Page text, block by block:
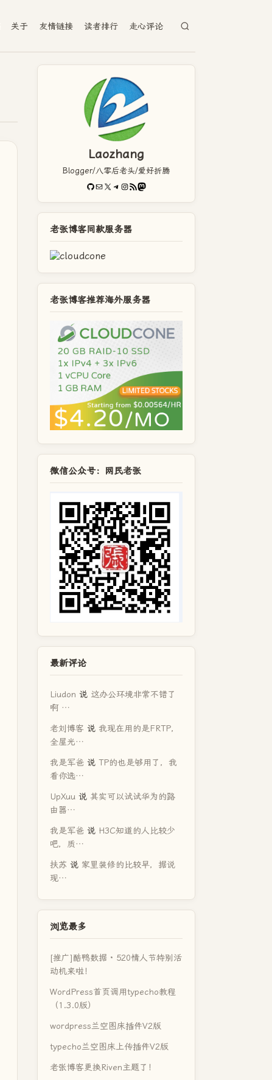
关于 友情链接 读者排行 走心评论
Laozhang
Blogger/八零后老头/爱好折腾
GitHub
电子邮件X Telegram
Instagram
RSS FeedMastodon
老张博客同款服务器
老张博客推荐海外服务器
微信公众号：网民老张
最新评论
Liudon 说 这办公环境非常不错了
啊 …
老刘博客 说 我现在用的是FRTP，
全屋光…
我是军爸 说 TP的也是够用了，我
看你选…
UpXuu 说 其实可以试试华为的路
由器…
我是军爸 说 H3C知道的人比较少
吧，质…
扶苏 说 家里装修的比较早，据说
现…
浏览最多
[推广]酷鸭数据 · 520情人节特别活
动机来啦！
WordPress首页调用typecho教程
（1.3.0版）
wordpress兰空图床插件V2版
typecho兰空图床上传插件V2版
老张博客更换Riven主题了！